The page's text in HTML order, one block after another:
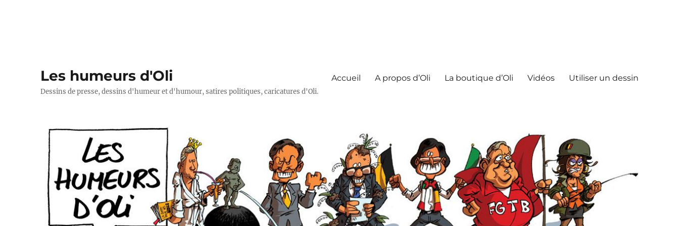
Les humeurs d'Oli
Dessins de presse, dessins d'humeur et d'humour, satires politiques, caricatures d'Oli.
Accueil A propos d’Oli La boutique d’Oli Vidéos Utiliser un dessin